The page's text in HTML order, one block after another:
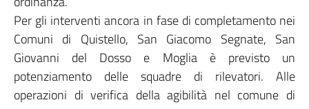
Per gli interventi ancora in fase di completamento nei
Comuni di Quistello, San Giacomo Segnate, San
Giovanni del Dosso e Moglia è previsto un
potenziamento delle squadre di rilevatori. Alle
operazioni di verifica della agibilità nel comune di